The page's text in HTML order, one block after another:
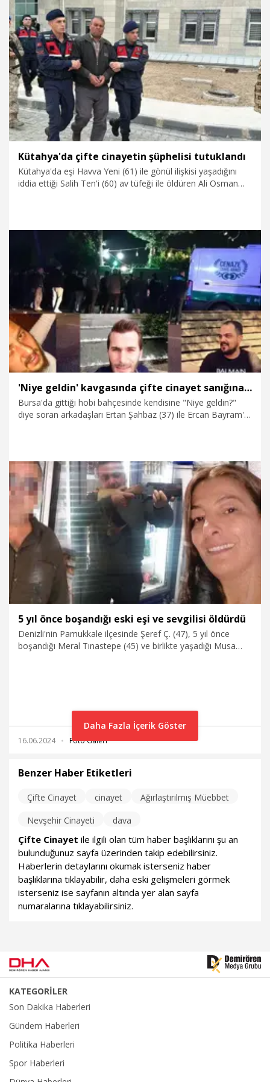
30.04.2025 Gündem
Kütahya'da çifte cinayetin şüphelisi tutuklandı
Kütahya'da eşi Havva Yeni (61) ile gönül ilişkisi yaşadığını
iddia ettiği Salih Ten'i (60) av tüfeği ile öldüren Ali Osman
26.03.2025 Gündem
'Niye geldin' kavgasında çifte cinayet sanığına 2 kez müebbet hapis
Bursa'da gittiği hobi bahçesinde kendisine "Niye geldin?"
diye soran arkadaşları Ertan Şahbaz (37) ile Ercan Bayram'ı
21.02.2025 Gündem
5 yıl önce boşandığı eski eşi ve sevgilisi öldürdü
Denizli'nin Pamukkale ilçesinde Şeref Ç. (47), 5 yıl önce
boşandığı Meral Tınastepe (45) ve birlikte yaşadığı Musa
16.06.2024 Foto Galeri
Daha Fazla İçerik Göster
Benzer Haber Etiketleri
Çifte Cinayet cinayet
Ağırlaştırılmış Müebbet
Nevşehir Cinayeti
dava
Çifte Cinayet ile ilgili olan tüm haber başlıklarını şu an
bulunduğunuz sayfa üzerinden takip edebilirsiniz.
Haberlerin detaylarını okumak isterseniz haber
başlıklarına tıklayabilir, daha eski gelişmeleri görmek
isterseniz ise sayfanın altında yer alan sayfa
numaralarına tıklayabilirsiniz.
KATEGORİLER
Son Dakika Haberleri
Gündem Haberleri
Politika Haberleri
Spor Haberleri